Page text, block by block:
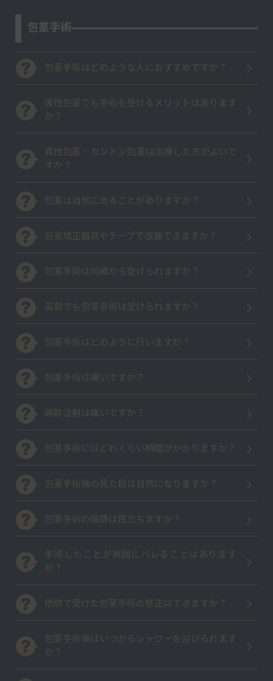
包茎手術
包茎手術はどのような人におすすめですか？
仮性包茎でも手術を受けるメリットはあります
か？
真性包茎・カントン包茎は治療した方がよいで
すか？
包茎は自然に治ることがありますか？
包茎矯正器具やテープで改善できますか？
包茎手術は何歳から受けられますか？
高齢でも包茎手術は受けられますか？
包茎手術はどのように行いますか？
包茎手術は痛いですか？
麻酔注射は痛いですか？
包茎手術にはどれくらい時間がかかりますか？
包茎手術後の見た目は自然になりますか？
包茎手術の傷跡は目立ちますか？
手術したことが周囲にバレることはあります
か？
他院で受けた包茎手術の修正はできますか？
包茎手術後はいつからシャワーを浴びられます
か？